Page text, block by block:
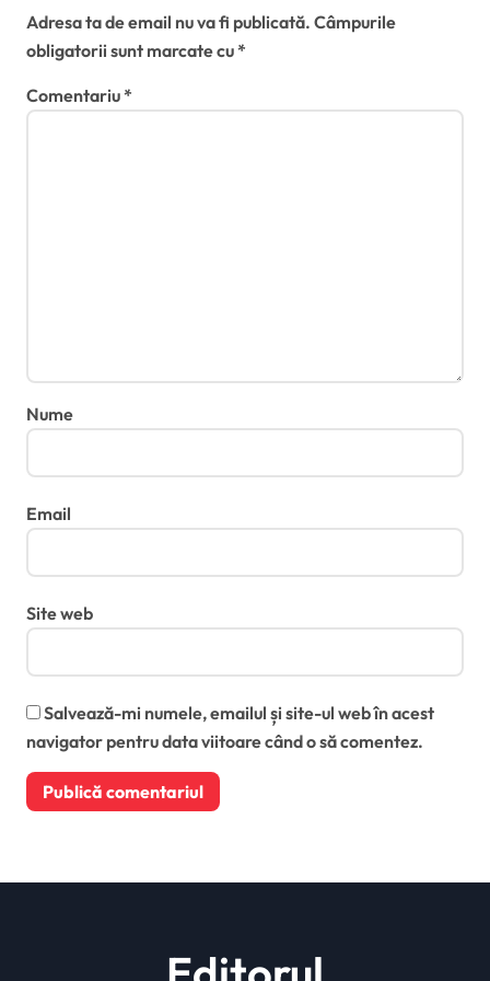
Adresa ta de email nu va fi publicată. Câmpurile
obligatorii sunt marcate cu*
Comentariu*
Nume
Email
Site web
Salvează-mi numele, emailul și site-ul web în acest
navigator pentru data viitoare când o să comentez.